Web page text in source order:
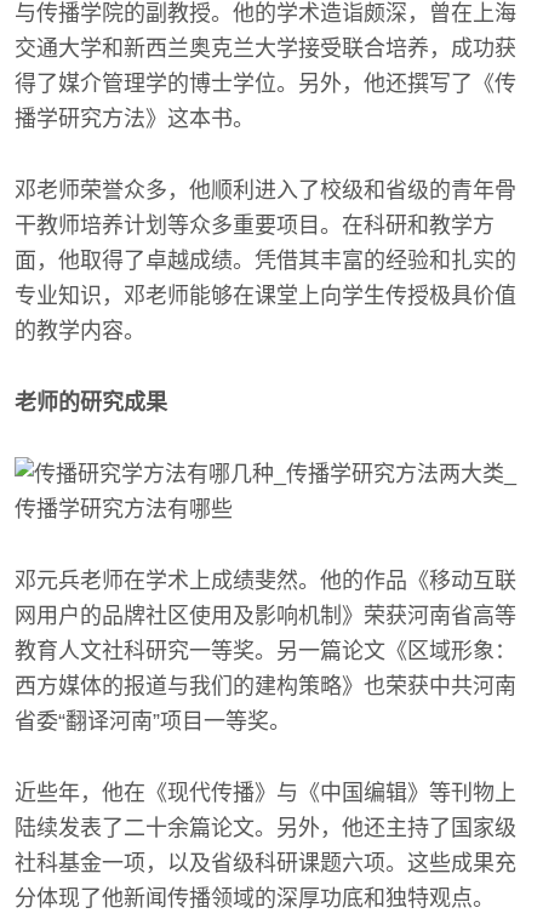
与传播学院的副教授。他的学术造诣颇深，曾在上海
交通大学和新西兰奥克兰大学接受联合培养，成功获
得了媒介管理学的博士学位。另外，他还撰写了《传
播学研究方法》这本书。
邓老师荣誉众多，他顺利进入了校级和省级的青年骨
干教师培养计划等众多重要项目。在科研和教学方
面，他取得了卓越成绩。凭借其丰富的经验和扎实的
专业知识，邓老师能够在课堂上向学生传授极具价值
的教学内容。
老师的研究成果
邓元兵老师在学术上成绩斐然。他的作品《移动互联
网用户的品牌社区使用及影响机制》荣获河南省高等
教育人文社科研究一等奖。另一篇论文《区域形象：
西方媒体的报道与我们的建构策略》也荣获中共河南
省委“翻译河南”项目一等奖。
近些年，他在《现代传播》与《中国编辑》等刊物上
陆续发表了二十余篇论文。另外，他还主持了国家级
社科基金一项，以及省级科研课题六项。这些成果充
分体现了他新闻传播领域的深厚功底和独特观点。